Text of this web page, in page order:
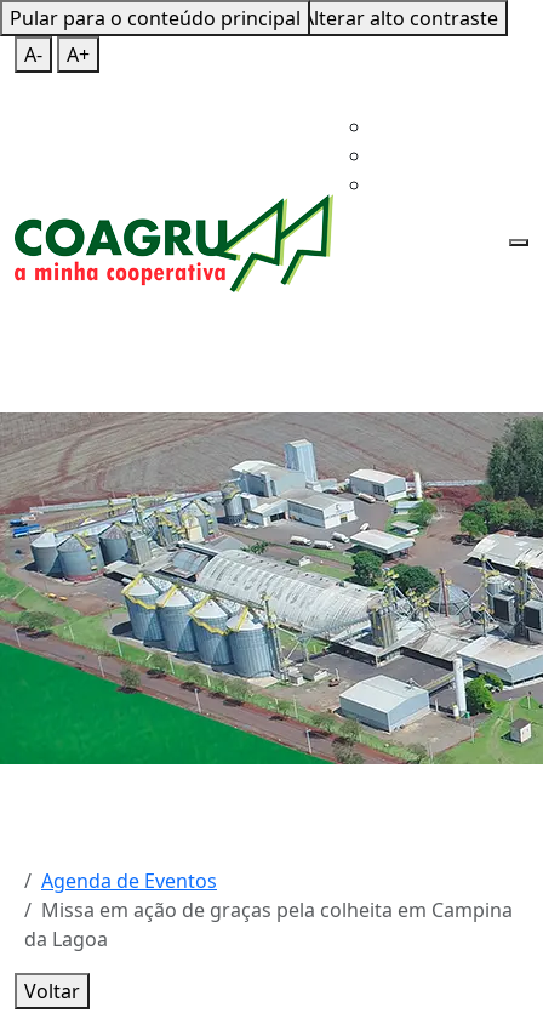
Pular para o conteúdo principal
Mapa do SiteTeclas de Atalho
Alterar alto contraste
A-
A+
Agenda de Eventos
Missa em ação de graças pela colheita em Campina
da Lagoa
Voltar